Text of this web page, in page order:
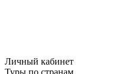
Личный кабинет
Туры по странам